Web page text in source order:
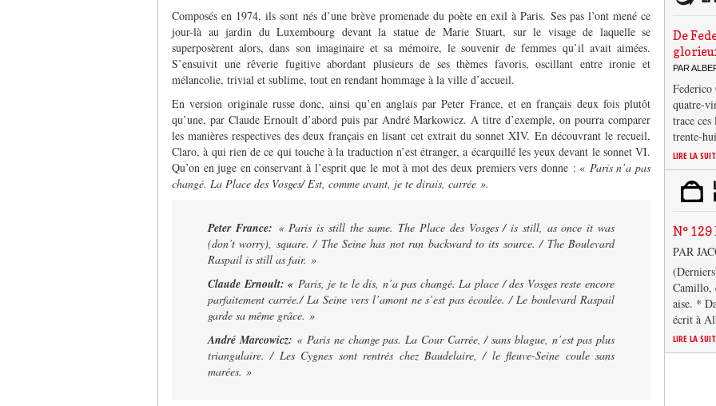
Composés en 1974, ils sont nés d’une brève promenade du poète en exil à Paris. Ses pas l’ont mené ce
jour-là au jardin du Luxembourg devant la statue de Marie Stuart, sur le visage de laquelle se
superposèrent alors, dans son imaginaire et sa mémoire, le souvenir de femmes qu’il avait aimées.
S’ensuivit une rêverie fugitive abordant plusieurs de ses thèmes favoris, oscillant entre ironie et
mélancolie, trivial et sublime, tout en rendant hommage à la ville d’accueil.
En version originale russe donc, ainsi qu’en anglais par Peter France, et en français deux fois plutôt
qu’une, par Claude Ernoult d’abord puis par André Markowicz. A titre d’exemple, on pourra comparer
les manières respectives des deux français en lisant cet extrait du sonnet XIV. En découvrant le recueil,
Claro, à qui rien de ce qui touche à la traduction n’est étranger, a écarquillé les yeux devant le sonnet VI.
Qu’on en juge en conservant à l’esprit que le mot à mot des deux premiers vers donne : « Paris n’a pas
changé. La Place des Vosges/ Est, comme avant, je te dirais, carrée ».
Peter France: « Paris is still the same. The Place des Vosges / is still, as once it was
(don’t worry), square. / The Seine has not run backward to its source. / The Boulevard
Raspail is still as fair. »
Claude Ernoult: « Paris, je te le dis, n’a pas changé. La place / des Vosges reste encore
parfaitement carrée./ La Seine vers l’amont ne s’est pas écoulée. / Le boulevard Raspail
garde sa même grâce. »
André Marcowicz: « Paris ne change pas. La Cour Carrée, / sans blague, n’est pas plus
triangulaire. / Les Cygnes sont rentrés chez Baudelaire, / le fleuve-Seine coule sans
marées. »
De
PAR
quatre-
trace
trente-
LIRE LA
N°
PAR
Camillo,
aise. *
écrit à
LIRE LA